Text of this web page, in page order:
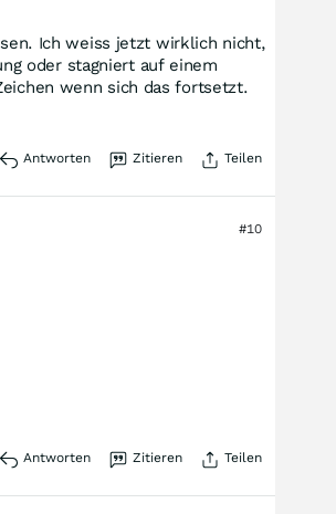
Ich weiss jetzt wirklich nicht,
oder stagniert auf einem
wenn sich das fortsetzt.
Antworten Zitieren Teilen
#10
Antworten Zitieren Teilen